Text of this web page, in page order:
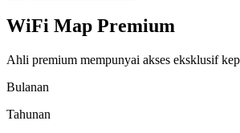
WiFi Map Premium
Ahli premium mempunyai akses eksklusif
Bulanan
Tahunan